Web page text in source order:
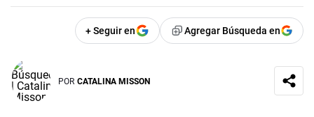
+ Seguir en Agregar Búsqueda en
POR CATALINA MISSON